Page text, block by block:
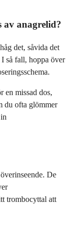
av anagrelid?
det, såvida det
I så fall, hoppa över
en missad dos,
du ofta glömmer
De
trombocyttal att